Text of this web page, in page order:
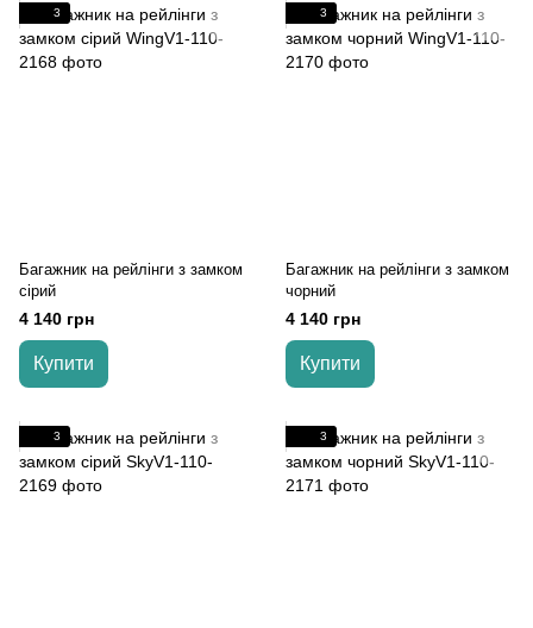
3
Багажник на рейлінги з замком
сірий
4 140 грн
Купити
3
Багажник на рейлінги з замком
чорний
4 140 грн
Купити
3 3